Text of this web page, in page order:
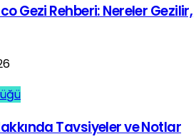
Gezi Rehberi: Nereler Gezilir,
Tavsiyeler ve Notlar